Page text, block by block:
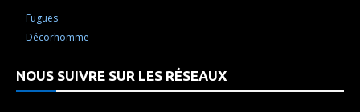
Fugues
Décorhomme
NOUS SUIVRE SUR LES RÉSEAUX